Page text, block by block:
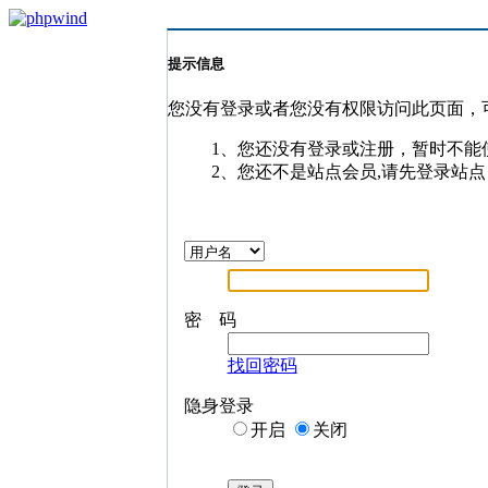
提示信息
您没有登录或者您没有权限访问此页面，
1、您还没有登录或注册，暂时不能
2、您还不是站点会员,请先登录站点
密 码
找回密码
隐身登录
开启
关闭